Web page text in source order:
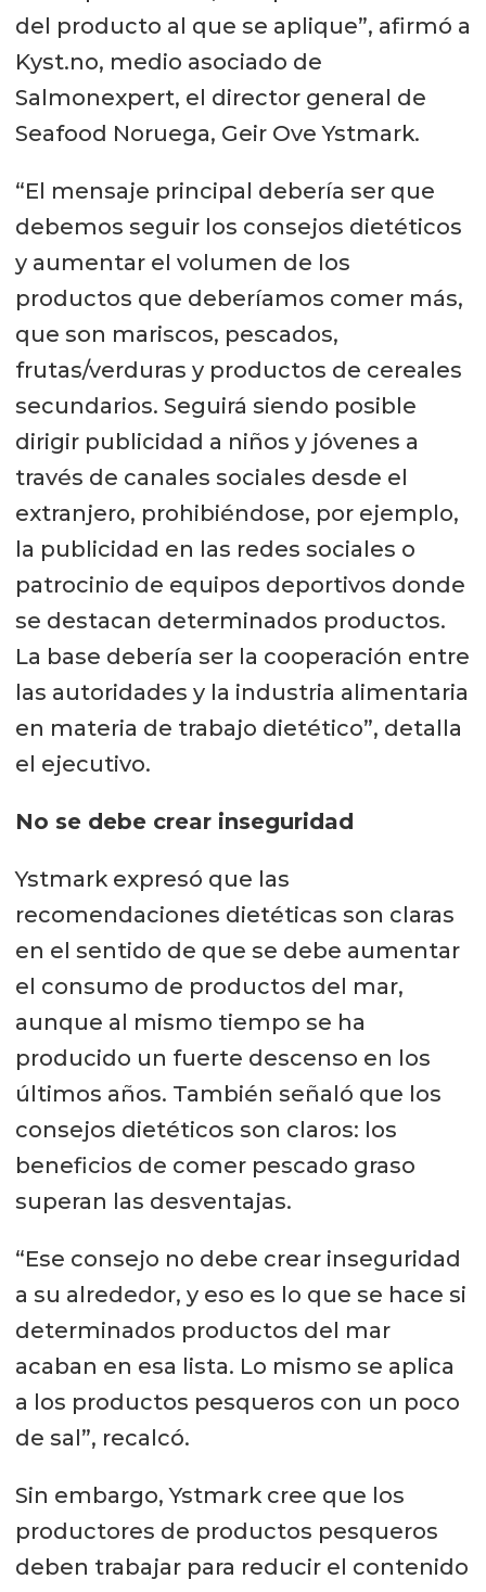
del producto al que se aplique”, afirmó a
Kyst.no, medio asociado de
Salmonexpert, el director general de
Seafood Noruega, Geir Ove Ystmark.
“El mensaje principal debería ser que
debemos seguir los consejos dietéticos
y aumentar el volumen de los
productos que deberíamos comer más,
que son mariscos, pescados,
frutas/verduras y productos de cereales
secundarios. Seguirá siendo posible
dirigir publicidad a niños y jóvenes a
través de canales sociales desde el
extranjero, prohibiéndose, por ejemplo,
la publicidad en las redes sociales o
patrocinio de equipos deportivos donde
se destacan determinados productos.
La base debería ser la cooperación entre
las autoridades y la industria alimentaria
en materia de trabajo dietético”, detalla
el ejecutivo.
No se debe crear inseguridad
Ystmark expresó que las
recomendaciones dietéticas son claras
en el sentido de que se debe aumentar
el consumo de productos del mar,
aunque al mismo tiempo se ha
producido un fuerte descenso en los
últimos años. También señaló que los
consejos dietéticos son claros: los
beneficios de comer pescado graso
superan las desventajas.
“Ese consejo no debe crear inseguridad
a su alrededor, y eso es lo que se hace si
determinados productos del mar
acaban en esa lista. Lo mismo se aplica
a los productos pesqueros con un poco
de sal”, recalcó.
Sin embargo, Ystmark cree que los
productores de productos pesqueros
deben trabajar para reducir el contenido